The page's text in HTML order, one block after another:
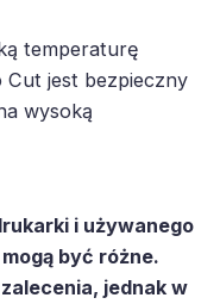
temperaturę
Cut jest bezpieczny
wysoką
i używanego
być różne.
jednak w